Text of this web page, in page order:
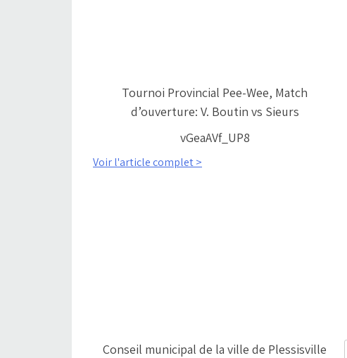
Tournoi Provincial Pee-Wee, Match
d’ouverture: V. Boutin vs Sieurs
vGeaAVf_UP8
Voir l'article complet >
Conseil municipal de la ville de Plessisville